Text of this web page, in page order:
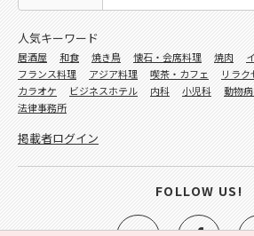
人気キーワード
居酒屋 和食 焼き鳥 懐石・会席料理 焼肉
フランス料理
アジア料理 喫茶・カフェ リラク
カラオケ
ビジネスホテル 内科 小児科 動物
法律事務所
掲載者ログイン
FOLLOW US!